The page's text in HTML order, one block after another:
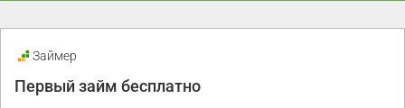
Быстроденьги
Первый займ без процентов